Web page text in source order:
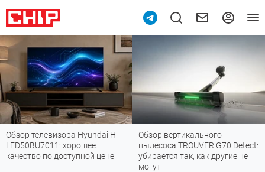
Обзор телевизора Hyundai H-
LED50BU7011: хорошее
качество по доступной цене
Обзор вертикального
пылесоса TROUVER G70 Detect:
убирается так, как другие не
могут